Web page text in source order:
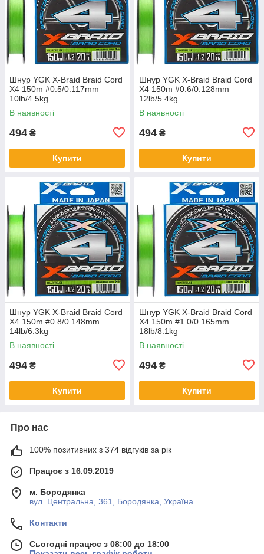
Шнур YGK X-Braid Braid Cord
X4 150m #0.5/0.117mm
10lb/4.5kg
В наявності
494 ₴
Купити
Шнур YGK X-Braid Braid Cord
X4 150m #0.6/0.128mm
12lb/5.4kg
В наявності
494 ₴
Купити
Шнур YGK X-Braid Braid Cord
X4 150m #0.8/0.148mm
14lb/6.3kg
В наявності
494 ₴
Купити
Шнур YGK X-Braid Braid Cord
X4 150m #1.0/0.165mm
18lb/8.1kg
В наявності
494 ₴
Купити
Про нас
100% позитивних з 374 відгуків за рік
Працює з 16.09.2019
м. Бородянка
вул. Центральна, 361, Бородянка, Україна
Контакти
Сьогодні працює з 08:00 до 18:00